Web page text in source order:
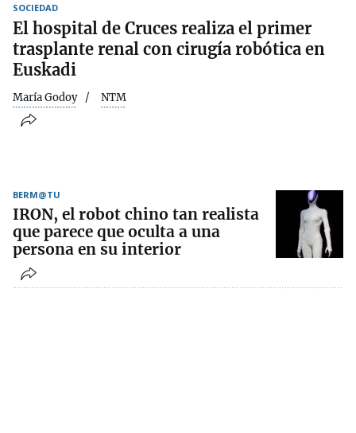
SOCIEDAD
El hospital de Cruces realiza el primer
trasplante renal con cirugía robótica en
Euskadi
María Godoy NTM
BERM@TU
IRON, el robot chino tan realista
que parece que oculta a una
persona en su interior